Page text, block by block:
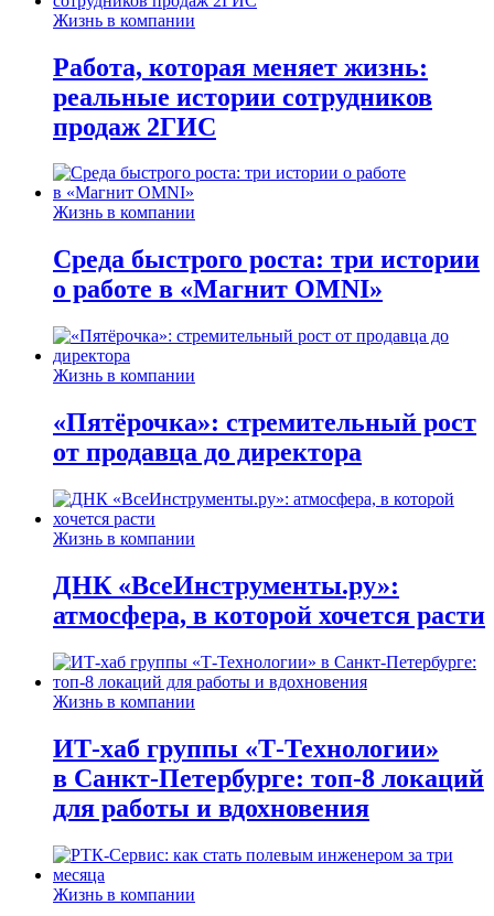
Жизнь в компании
Работа, которая меняет жизнь:
реальные истории сотрудников
продаж 2ГИС
Жизнь в компании
Среда быстрого роста: три истории
о работе в «Магнит OMNI»
Жизнь в компании
«Пятёрочка»: стремительный рост
от продавца до директора
Жизнь в компании
ДНК «ВсеИнструменты.ру»:
атмосфера, в которой хочется расти
Жизнь в компании
ИТ-хаб группы «Т-Технологии»
в Санкт-Петербурге: топ-8 локаций
для работы и вдохновения
Жизнь в компании